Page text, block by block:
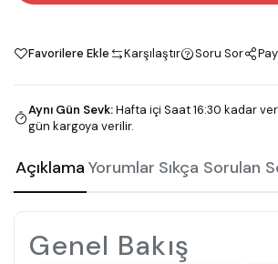
Favorilere Ekle Karşılaştır Soru Sor
Aynı Gün Sevk:Hafta içi Saat 16:30 kadar
gün kargoya verilir.
Açıklama Yorumlar Sıkça Sorulan
Genel Bakış